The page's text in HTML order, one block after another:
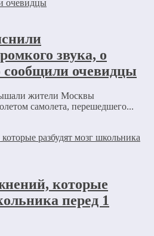
звука, о
сообщили очевидцы
жители Москвы
самолета, перешедшего...
которые
перед 1